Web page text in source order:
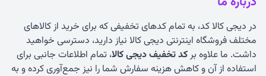
در دیجی کالا کد، به تمام کدهای تخفیفی که برای خرید از کالاهای
مختلف فروشگاه اینترنتی دیجی کالا نیاز دارید، دسترسی خواهید
داشت. ما علاوه برکد تخفیف دیجی کالا، تمام اطلاعات جانبی برای
استفاده از آن و کاهش هزینه سفارش شما را نیز جمع‌آوری کرده و به